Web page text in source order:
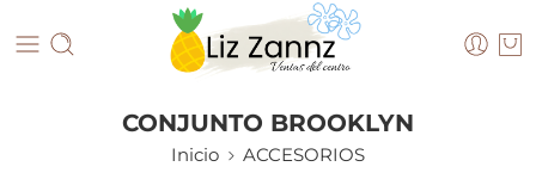
CONJUNTO BROOKLYN
Inicio ACCESORIOS